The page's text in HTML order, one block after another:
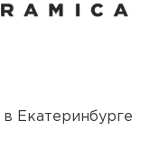
в Екатеринбурге